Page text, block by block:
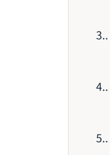
3.
4.
5.